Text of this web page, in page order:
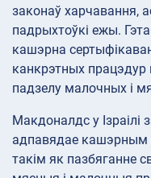
законаў харчавання,
падрыхтоўкі ежы.
кашэрна
канкрэтных працэдур
падзелу малочных і
Макдоналдс у
адпавядае кашэрным
такім як пазбяганне